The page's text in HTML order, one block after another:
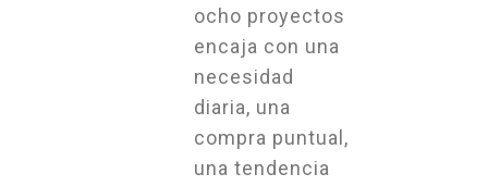
ocho proyectos
encaja con una
necesidad
diaria, una
compra puntual,
una tendencia